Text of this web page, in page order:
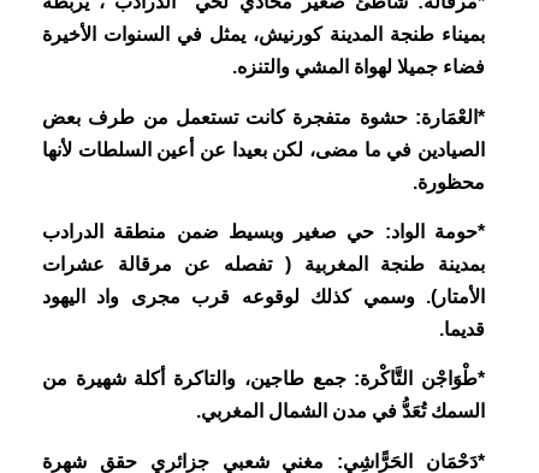
بميناء طنجة المدينة كورنيش، يمثل في السنوات الأخيرة
فضاء جميلا لهواة المشي والتنزه.
*العْمَارة: حشوة متفجرة كانت تستعمل من طرف بعض
الصيادين في ما مضى، لكن بعيدا عن أعين السلطات لأنها
محظورة.
*حومة الواد: حي صغير وبسيط ضمن منطقة الدرادب
بمدينة طنجة المغربية ( تفصله عن مرقالة عشرات
الأمتار). وسمي كذلك لوقوعه قرب مجرى واد اليهود
قديما.
*طْوَاجْن التَّاكْرة: جمع طاجين، والتاكرة أكلة شهيرة من
السمك تُعَدُّ في مدن الشمال المغربي.
*دَحْمَان الحَرًّاشِي: مغني شعبي جزائري حقق شهرة